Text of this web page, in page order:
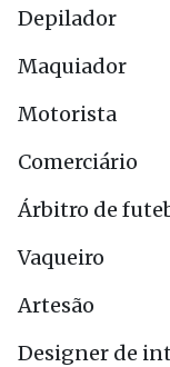
Depilador
Maquiador
Motorista
Comerciário
Árbitro de
Vaqueiro
Artesão
Designer de